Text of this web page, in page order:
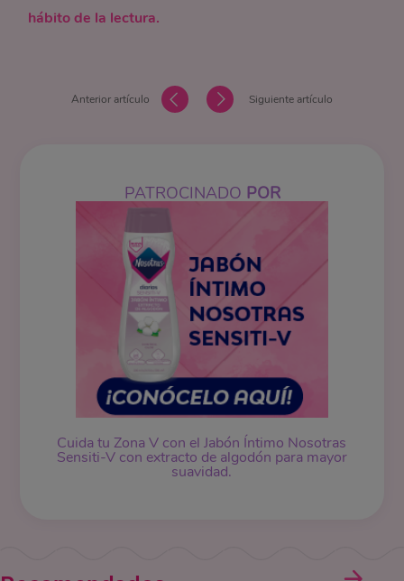
hábito de la lectura.
Anterior artículo Siguiente artículo
PATROCINADO POR
Cuida tu Zona V con el Jabón Íntimo Nosotras
Sensiti-V con extracto de algodón para mayor
suavidad.